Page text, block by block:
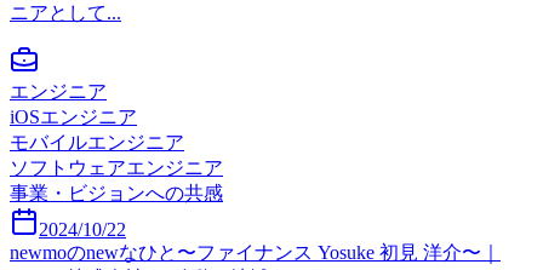
ニアとして...
エンジニア
iOSエンジニア
モバイルエンジニア
ソフトウェアエンジニア
事業・ビジョンへの共感
2024/10/22
newmoのnewなひと〜ファイナンス Yosuke 初見 洋介〜｜